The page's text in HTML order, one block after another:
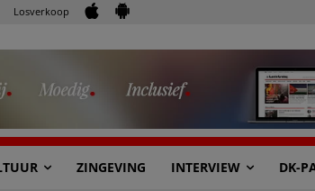
Losverkoop
ZINGEVING INTERVIEW DK-